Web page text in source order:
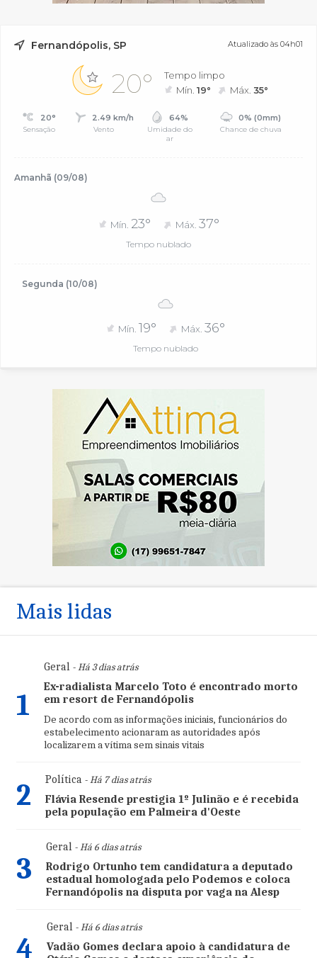
Fernandópolis, SP Atualizado às 04h01
20°
Tempo limpo
Mín.19° Máx.35°
20°
Sensação
2.49 km/h
Vento
64%
Umidade do
ar
0% (0mm)
Chance de chuva
Amanhã (09/08)
Mín. 23° Máx. 37°
Tempo nublado
Segunda (10/08)
Mín. 19° Máx.36°
Tempo nublado
Mais lidas
1
Geral- Há 3 dias atrás
Ex-radialista Marcelo Toto é encontrado morto
em resort de Fernandópolis
De acordo com as informações iniciais, funcionários do
estabelecimento acionaram as autoridades após
localizarem a vítima sem sinais vitais
2 Política- Há 7 dias atrás
Flávia Resende prestigia 1º Julinão e é recebida
pela população em Palmeira d'Oeste
3
Geral- Há 6 dias atrás
Rodrigo Ortunho tem candidatura a deputado
estadual homologada pelo Podemos e coloca
Fernandópolis na disputa por vaga na Alesp
4
Geral- Há 6 dias atrás
Vadão Gomes declara apoio à candidatura de